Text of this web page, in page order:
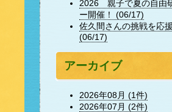
2026 親子で夏の自由
ー開催！ (06/17)
佐久間さんの挑戦を応
(06/17)
アーカイブ
2026年08月 (1件)
2026年07月 (2件)